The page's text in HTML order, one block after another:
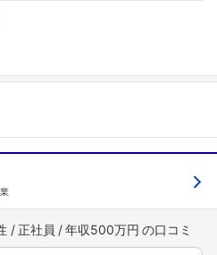
正社員 年収500万円